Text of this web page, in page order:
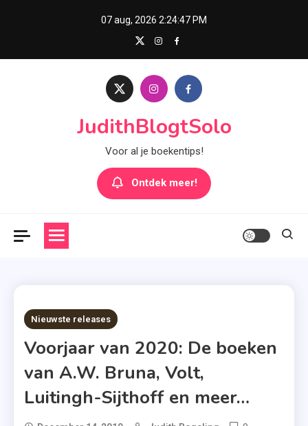
07 aug, 2026 2:24:48 PM
JudithBlogtSolo
Voor al je boekentips!
Ontdek meer!
10 MINS READ
Nieuwste releases
Voorjaar van 2020: De boeken
van A.W. Bruna, Volt,
Luitingh-Sijthoff en meer…